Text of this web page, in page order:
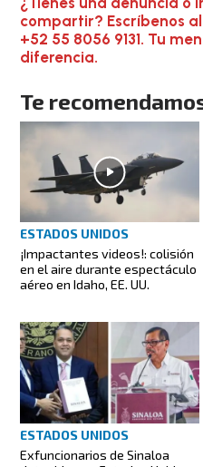
compartir? Escríbenos
+52 55 8056 9131. Tu
diferencia.
Te
ESTADOS UNIDOS
¡Impactantes videos!: colisión
en el aire durante espectáculo
aéreo en Idaho, EE. UU.
ESTADOS UNIDOS
Exfuncionarios de Sinaloa